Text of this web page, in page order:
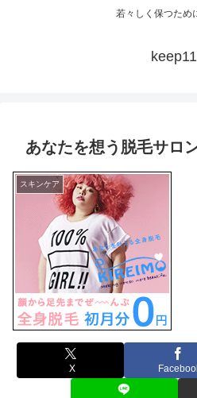
若々しく保つため
あなたを想う脱毛サ
スキンケア
X